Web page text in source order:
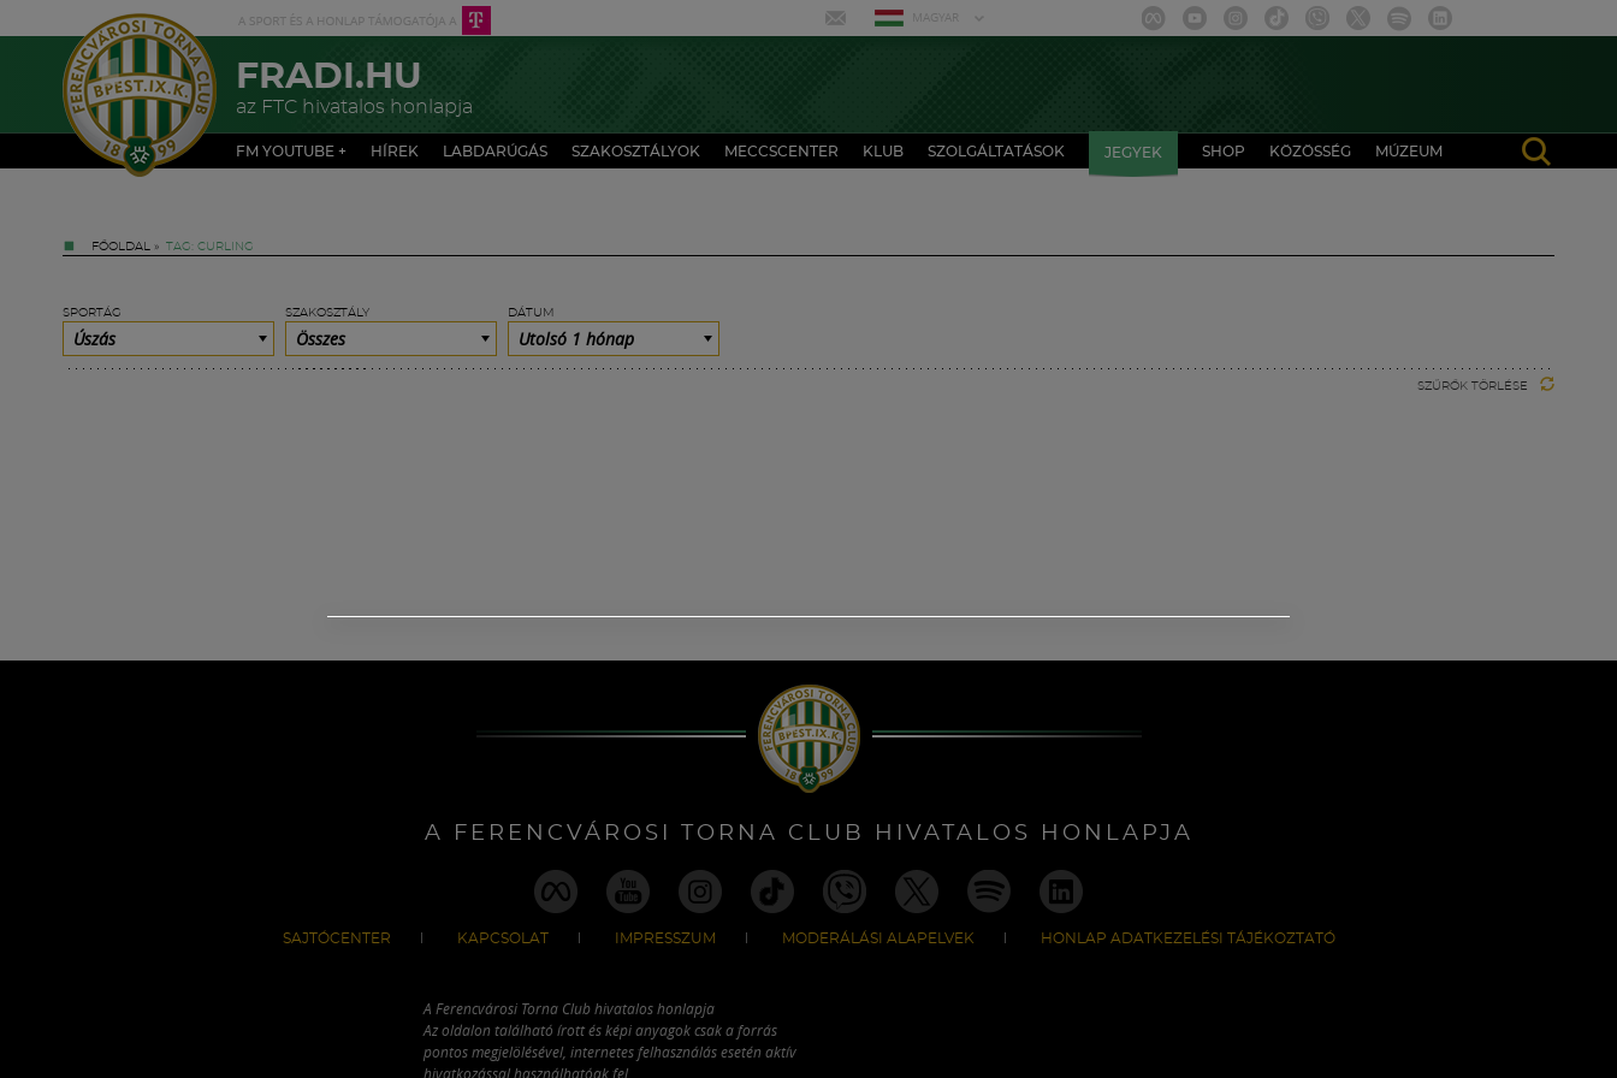
MAGYAR
FRADI.HU
az FTC hivatalos honlapja
FM YOUTUBE + HÍREK LABDARÚGÁS SZAKOSZTÁLYOK MECCSCENTER KLUB SZOLGÁLTATÁSOK JEGYEK SHOP KÖZÖSSÉG MÚZEUM
FŐOLDAL » TAG: CURLING
SPORTÁG
Úszás
SZAKOSZTÁLY
Összes
DÁTUM
Utolsó 1 hónap
SZŰRŐK TÖRLÉSE
A FERENCVÁROSI TORNA CLUB HIVATALOS HONLAPJA
SAJTÓCENTER KAPCSOLAT IMPRESSZUM MODERÁLÁSI ALAPELVEK HONLAP ADATKEZELÉSI TÁJÉKOZTATÓ
A Ferencvárosi Torna Club hivatalos honlapja
Az oldalon található írott és képi anyagok csak a forrás
pontos megjelölésével, internetes felhasználás esetén aktív
hivatkozással használhatóak fel.